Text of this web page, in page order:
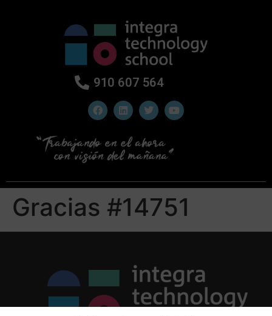
910 607 564
Gracias #14751